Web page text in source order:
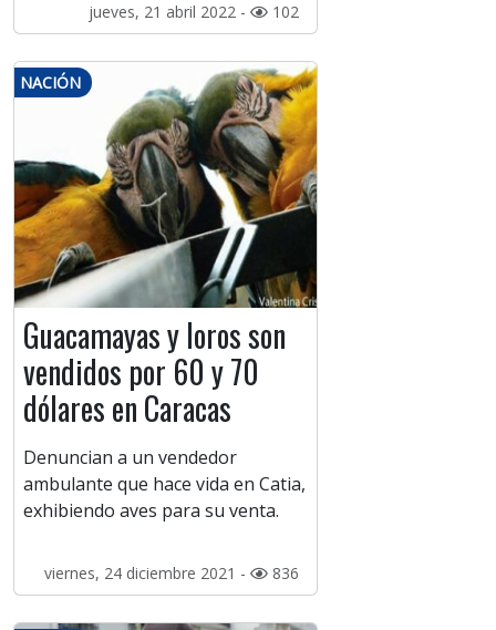
jueves, 21 abril 2022 - 102
NACIÓN
Guacamayas y loros son
vendidos por 60 y 70
dólares en Caracas
Denuncian a un vendedor
ambulante que hace vida en Catia,
exhibiendo aves para su venta.
viernes, 24 diciembre 2021 - 836